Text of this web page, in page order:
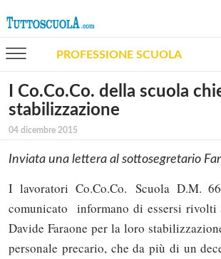
PROFESSIONE SCUOLA
I Co.Co.Co. della scuola
stabilizzazione
04 dicembre 2015
Inviata una lettera al sottosegretario
I lavoratori Co.Co.Co. Scuola D.M.
comunicato informano di essersi rivolti
Davide Faraone per la loro
personale precario, che da più di un